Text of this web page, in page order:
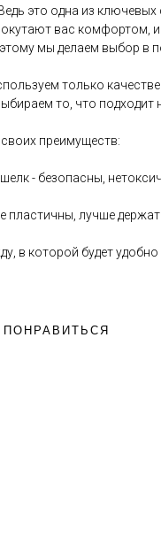
это одна из
вас комфортом,
мы делаем выбор в
только
то, что подходит
преимуществ:
- безопасны,
пластичны, лучше
в которой будет